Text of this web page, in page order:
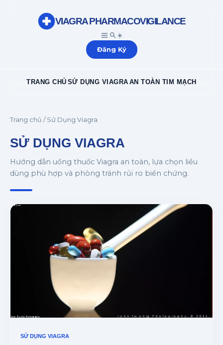
☀️
VIAGRA PHARMACOVIGILANCE
Đăng Ký
TRANG CHỦ SỬ DỤNG VIAGRA AN TOÀN TIM MẠCH
Trang chủ / Sử Dụng Viagra
SỬ DỤNG VIAGRA
Hướng dẫn uống thuốc Viagra an toàn, lựa chọn liều
dùng phù hợp và phòng tránh rủi ro biến chứng.
SỬ DỤNG VIAGRA